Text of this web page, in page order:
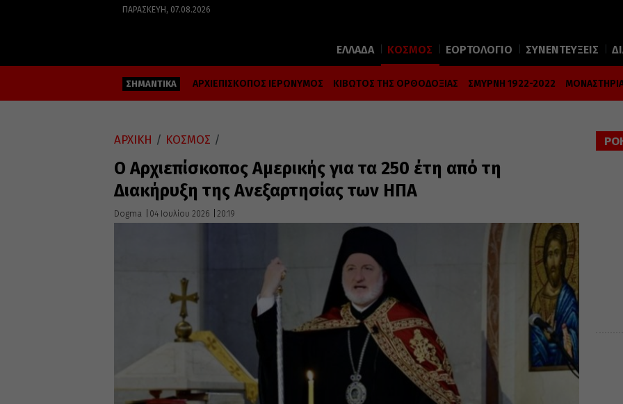
ΠΑΡΑΣΚΕΥΉ, 07.08.2026
ΕΛΛΑΔΑ ΚΟΣΜΟΣ ΕΟΡΤΟΛΟΓΙΟ ΣΥΝΕΝΤΕΥΞΕΙΣ
ΣΗΜΑΝΤΙΚΑ ΑΡΧΙΕΠΙΣΚΟΠΟΣ ΙΕΡΩΝΥΜΟΣ ΚΙΒΩΤΟΣ ΤΗΣ ΟΡΘΟΔΟΞΙΑΣ ΣΜΥΡΝΗ 1922-2022
ΑΡΧΙΚΗ / ΚΟΣΜΟΣ /
O Αρχιεπίσκοπος Αμερικής για τα 250 έτη από τη
Διακήρυξη της Ανεξαρτησίας των ΗΠΑ
Dogma 04 Ιουλίου 2026 20:19